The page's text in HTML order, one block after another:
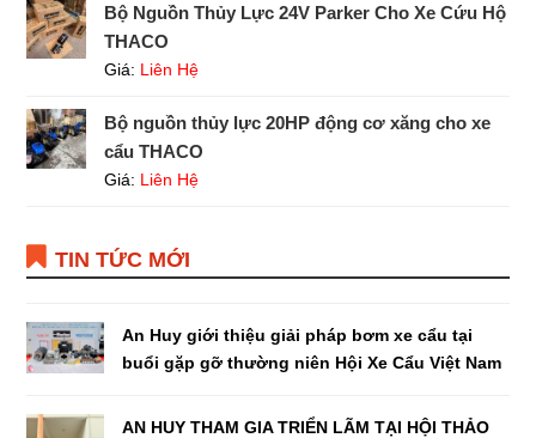
Bộ Nguồn Thủy Lực 24V Parker Cho Xe Cứu Hộ
THACO
Giá: Liên Hệ
Bộ nguồn thủy lực 20HP động cơ xăng cho xe
cẩu THACO
Giá: Liên Hệ
TIN TỨC MỚI
An Huy giới thiệu giải pháp bơm xe cẩu tại
buổi gặp gỡ thường niên Hội Xe Cẩu Việt Nam
AN HUY THAM GIA TRIỂN LÃM TẠI HỘI THẢO